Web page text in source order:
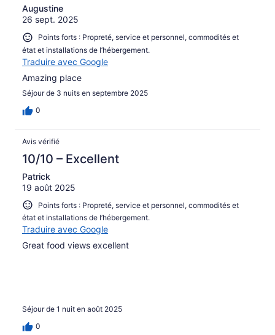
Augustine
26 sept. 2025
Points forts : Propreté, service et personnel, commodités et
état et installations de l’hébergement.
Traduire avec Google
Amazing place
Séjour de 3 nuits en septembre 2025
0
Avis vérifié
10/10 – Excellent
Patrick
19 août 2025
Points forts : Propreté, service et personnel, commodités et
état et installations de l’hébergement.
Traduire avec Google
Great food views excellent
Séjour de 1 nuit en août 2025
0